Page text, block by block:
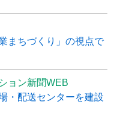
まちづくり」の視点で
ョン新聞WEB
・配送センターを建設